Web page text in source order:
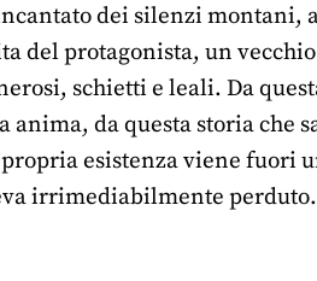
dei silenzi montani,
del protagonista, un
schietti e leali. Da
anima, da questa storia
esistenza viene fuori
irrimediabilmente perduto.